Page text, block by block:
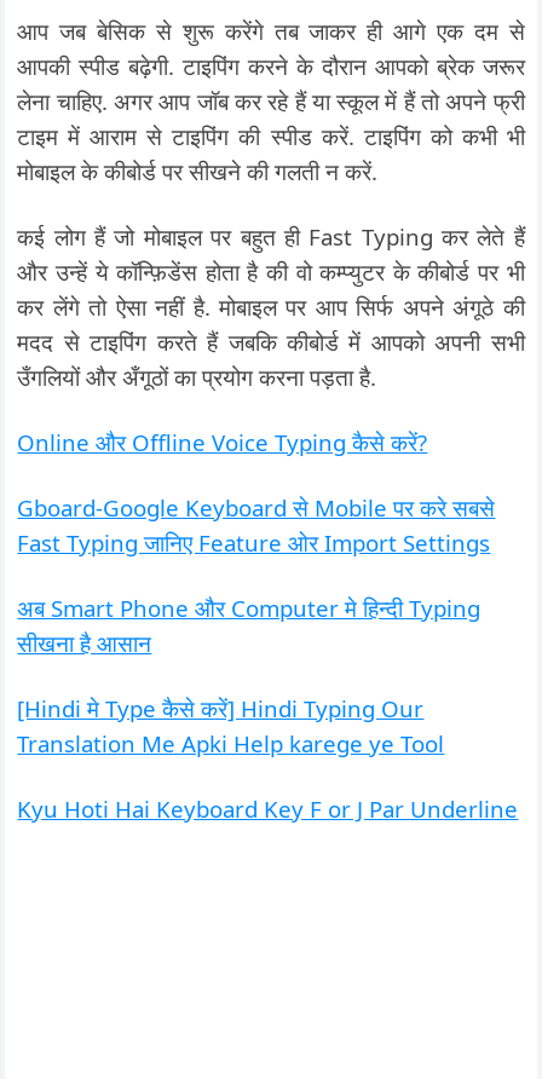
आप जब बेसिक से शुरू करेंगे तब जाकर ही आगे एक दम से
आपकी स्पीड बढ़ेगी. टाइपिंग करने के दौरान आपको ब्रेक जरूर
लेना चाहिए. अगर आप जॉब कर रहे हैं या स्कूल में हैं तो अपने फ्री
टाइम में आराम से टाइपिंग की स्पीड करें. टाइपिंग को कभी भी
मोबाइल के कीबोर्ड पर सीखने की गलती न करें.
कई लोग हैं जो मोबाइल पर बहुत ही Fast Typing कर लेते हैं
और उन्हें ये कॉन्फ़िडेंस होता है की वो कम्प्युटर के कीबोर्ड पर भी
कर लेंगे तो ऐसा नहीं है. मोबाइल पर आप सिर्फ अपने अंगूठे की
मदद से टाइपिंग करते हैं जबकि कीबोर्ड में आपको अपनी सभी
उँगलियों और अँगूठों का प्रयोग करना पड़ता है.
Online और Offline Voice Typing कैसे करें?
Gboard-Google Keyboard से Mobile पर करे सबसे
Fast Typing जानिए Feature ओर Import Settings
अब Smart Phone और Computer मे हिन्दी Typing
सीखना है आसान
[Hindi मे Type कैसे करें] Hindi Typing Our
Translation Me Apki Help karege ye Tool
Kyu Hoti Hai Keyboard Key F or J Par Underline